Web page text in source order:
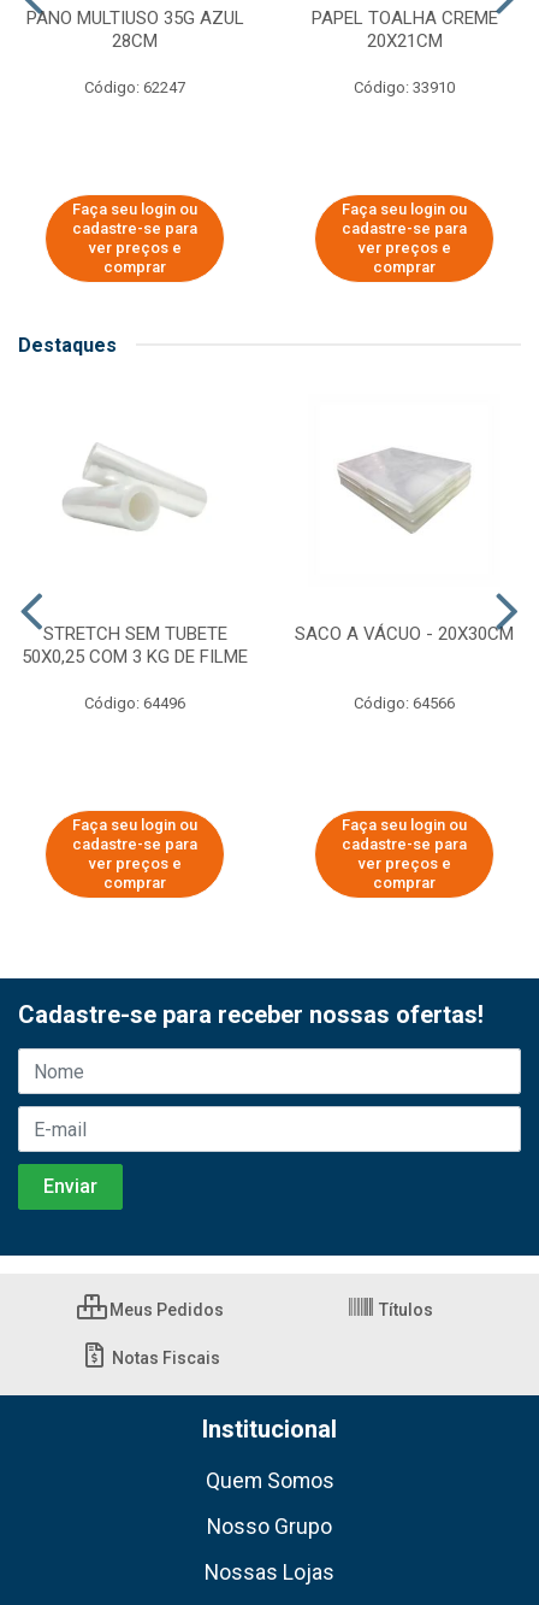
PANO MULTIUSO 35G AZUL
28CM
Código: 62247
Faça seu login ou
cadastre-se para
ver preços e
comprar
PAPEL TOALHA CREME
20X21CM
Código: 33910
Faça seu login ou
cadastre-se para
ver preços e
comprar
Destaques
STRETCH SEM TUBETE
50X0,25 COM 3 KG DE FILME
Código: 64496
Faça seu login ou
cadastre-se para
ver preços e
comprar
SACO A VÁCUO - 20X30CM
Código: 64566
Faça seu login ou
cadastre-se para
ver preços e
comprar
Cadastre-se para receber nossas ofertas!
Meus Pedidos Títulos
Notas Fiscais
Institucional
Quem Somos
Nosso Grupo
Nossas Lojas